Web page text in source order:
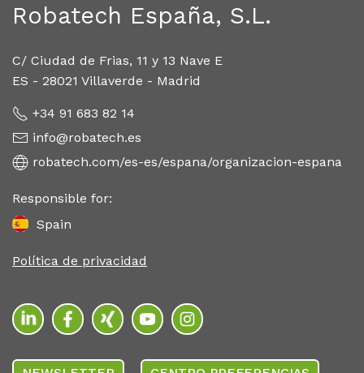
Robatech España, S.L.
C/ Ciudad de Frias, 11 y 13 Nave E
ES - 28021 Villaverde - Madrid
+34 91 683 82 14
info@robatech.es
robatech.com/es-es/espana/organizacion-espana
Responsible for:
Spain
Política de privacidad